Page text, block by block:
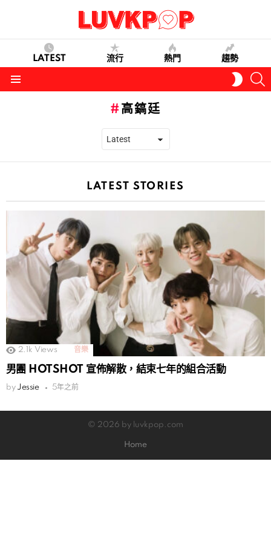
LATEST 流行 熱門 趨勢
SKIN
高鎬廷
LATEST STORIES
2.1k Views 音樂
男團 HOTSHOT 宣佈解散，結束七年的組合活動
by Jessie 5年之前
© 2026 by luvkpop.com
Home